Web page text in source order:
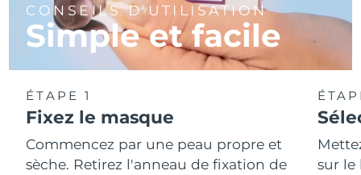
CONSEILS D'UTILISATION
Simple et facile
ÉTAPE 1
Fixez le masque
Commencez par une peau propre et
sèche. Retirez l'anneau de fixation de
sur le